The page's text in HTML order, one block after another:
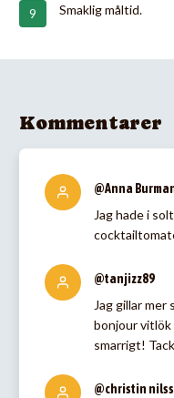
Smaklig måltid.
Kommentarer
@Anna
Jag hade i
@tanjizz89
Jag gillar mer
bonjour
smarrigt!
@christin